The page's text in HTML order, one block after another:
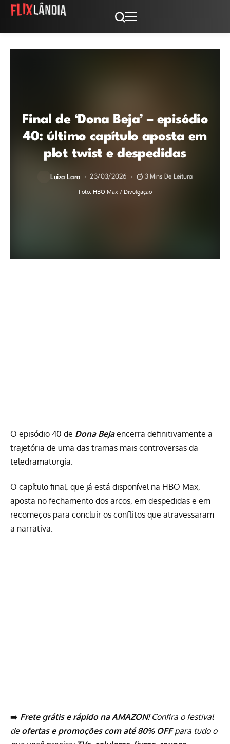
Final de ‘Dona Beja’ – episódio
40: último capítulo aposta em
plot twist e despedidas
Luiza Lara 23/03/2026 3 Mins De Leitura
Foto: HBO Max / Divulgação
O episódio 40 de Dona Bejaencerra definitivamente a
trajetória de uma das tramas mais controversas da
teledramaturgia.
O capítulo final, que já está disponível na HBO Max,
aposta no fechamento dos arcos, em despedidas e em
recomeços para concluir os conflitos que atravessaram
a narrativa.
➡️ Frete grátis e rápido na AMAZON!Confira o festival
de ofertas e promoções com até 80% OFFpara tudo o